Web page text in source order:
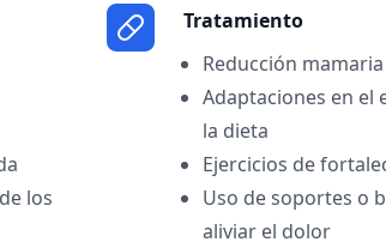
los
Tratamiento
Reducción
Adaptaciones en el
la dieta
Ejercicios de
Uso de soportes o
aliviar el dolor